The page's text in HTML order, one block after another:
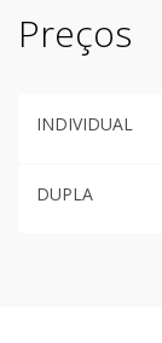
Preços
INDIVIDUAL
DUPLA